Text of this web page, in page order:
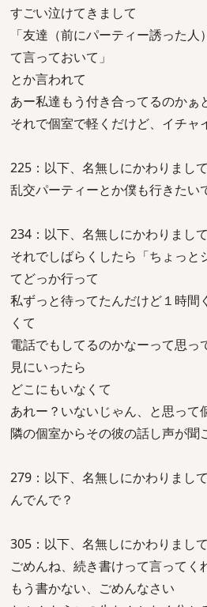
すごい泣けてきまして
「友達（前にパーティー誘った
て言っておいて」
とか言われて
あー私達もう付き合ってるのかぁ
それで個室で軽くだけど、イチャ
225：以下、名無しにかわりまし
乱交パーティーとか僕も行きたい
234：以下、名無しにかわりまし
それでしばらくしたら「ちょっと
てどっか行って
私ずっと待ってたんだけど１時間
くて
電話でもしてるのかなーって思っ
見にいったら
どこにもいなくて
あれー？いないじゃん、と思って
隣の個室からその彼の話し声が聞
279：以下、名無しにかわりまし
んでんで？
305：以下、名無しにかわりまし
ごめんね、続き書けって言ってく
もう書かない、ごめんなさい